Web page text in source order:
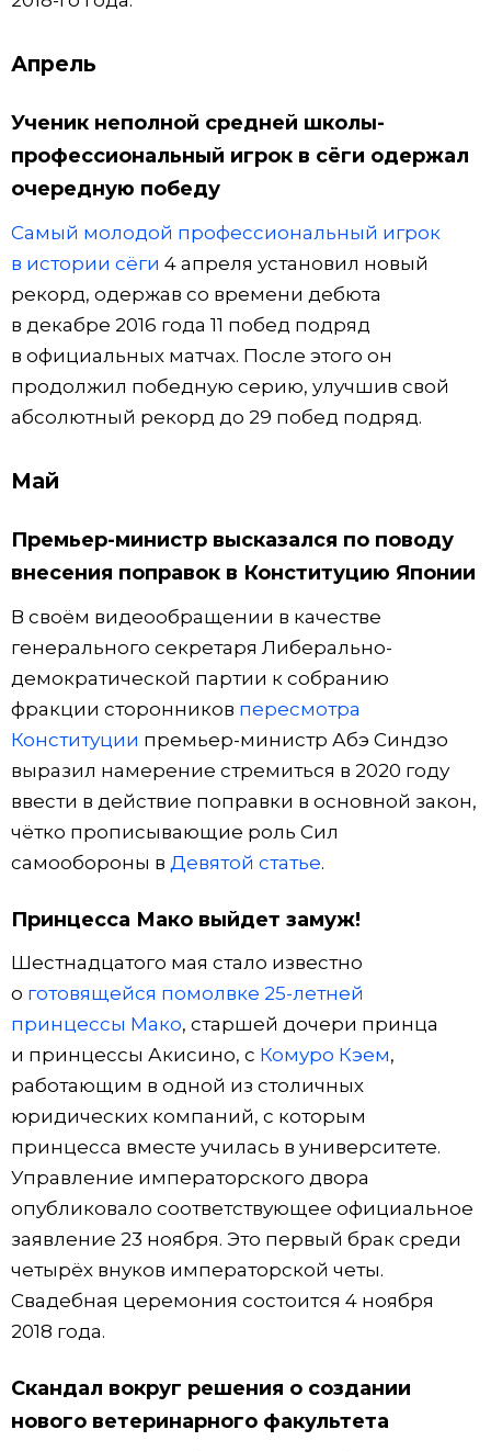
Апрель
Ученик неполной средней школы-
профессиональный игрок в сёги одержал
очередную победу
Самый молодой профессиональный игрок
в истории сёги 4 апреля установил новый
рекорд, одержав со времени дебюта
в декабре 2016 года 11 побед подряд
в официальных матчах. После этого он
продолжил победную серию, улучшив свой
абсолютный рекорд до 29 побед подряд.
Май
Премьер-министр высказался по поводу
внесения поправок в Конституцию Японии
В своём видеообращении в качестве
генерального секретаря Либерально-
демократической партии к собранию
фракции сторонников пересмотра
Конституции премьер-министр Абэ Синдзо
выразил намерение стремиться в 2020 году
ввести в действие поправки в основной закон,
чётко прописывающие роль Сил
самообороны в Девятой статье.
Принцесса Мако выйдет замуж!
Шестнадцатого мая стало известно
о готовящейся помолвке 25-летней
принцессы Мако, старшей дочери принца
и принцессы Акисино, с Комуро Кэем,
работающим в одной из столичных
юридических компаний, с которым
принцесса вместе училась в университете.
Управление императорского двора
опубликовало соответствующее официальное
заявление 23 ноября. Это первый брак среди
четырёх внуков императорской четы.
Свадебная церемония состоится 4 ноября
2018 года.
Скандал вокруг решения о создании
нового ветеринарного факультета